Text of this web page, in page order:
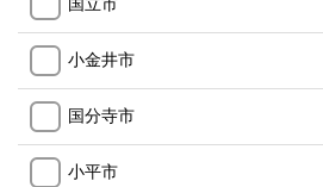
小金井市
国分寺市
小平市